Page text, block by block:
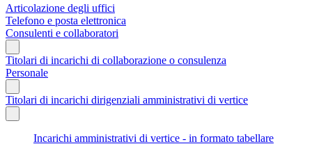
Articolazione degli uffici
Telefono e posta elettronica
Consulenti e collaboratori
Titolari di incarichi di collaborazione o consulenza
Personale
Titolari di incarichi dirigenziali amministrativi di vertice
Incarichi amministrativi di vertice - in formato tabellare